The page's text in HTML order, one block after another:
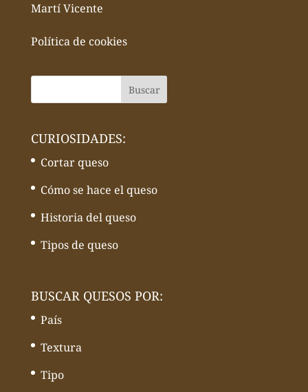
Martí Vicente
Política de cookies
CURIOSIDADES:
Cortar queso
Cómo se hace el queso
Historia del queso
Tipos de queso
BUSCAR QUESOS POR:
País
Textura
Tipo